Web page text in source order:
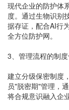
现代企业的防护体
度。通过生物识别
据存证，配合AI行
全方位防护网。
3、管理流程的制
建立分级保密制度
员"脱密期"管理，
将合规意识融入企